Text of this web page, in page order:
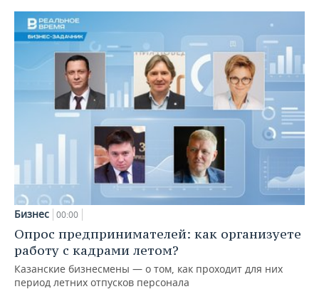
Бизнес 00:00
Опрос предпринимателей: как организуете
работу с кадрами летом?
Казанские бизнесмены — о том, как проходит для них
период летних отпусков персонала